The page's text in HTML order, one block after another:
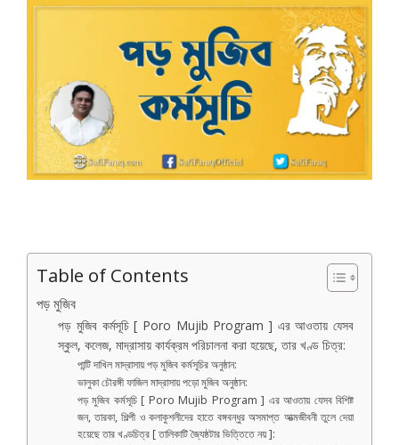
Table of Contents
পড় মুজিব
পড় মুজিব কর্মসূচি [ Poro Mujib Program ] এর আওতায় যেসব
স্কুল, কলেজ, মাদ্রাসায় কার্যক্রম পরিচালনা করা হয়েছে, তার খণ্ড চিত্র:
পান্টি দাখিল মাদ্রাসায় পড় মুজিব কর্মসূচির অনুষ্ঠান:
ভালুকা চৌরঙ্গী ফাজিল মাদ্রাসায় পড়ো মুজিব অনুষ্ঠান:
পড় মুজিব কর্মসূচি [ Poro Mujib Program ] এর আওতায় যেসব বিশিষ্ট
জন, তারকা, শিল্পী ও কলাকুশলীদের হাতে বঙ্গবন্ধুর অসমাপ্ত আত্মজীবনী তুলে দেয়া
হয়েছে তার খণ্ডচিত্র [ তালিকাটি জ্যৈষ্ঠটার ভিত্তিতে নয় ]: